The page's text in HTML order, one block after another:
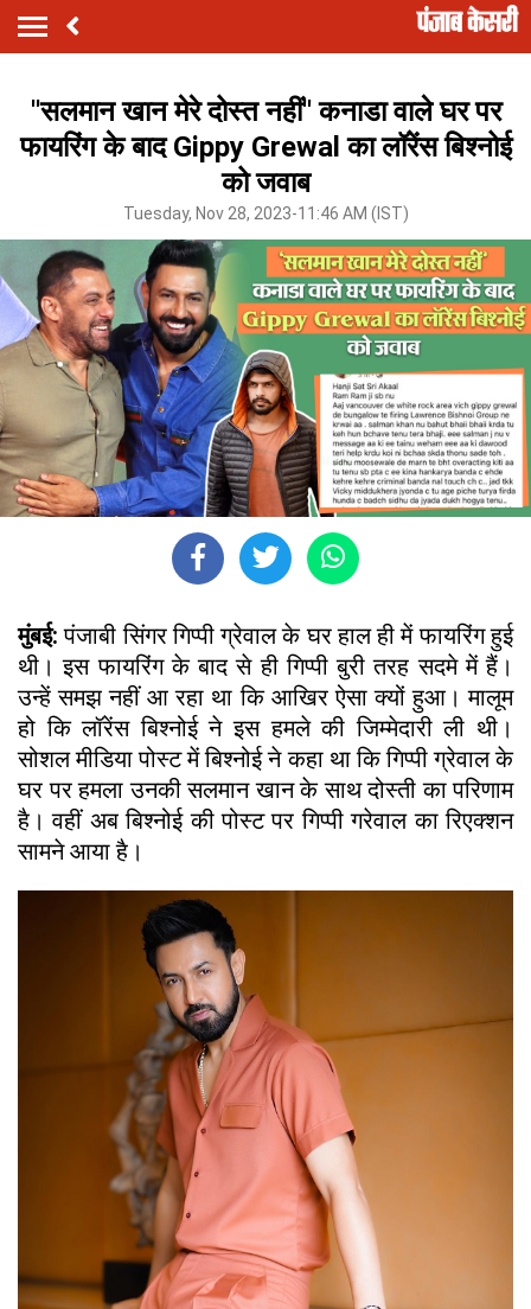
''सलमान खान मेरे दोस्त नहीं'' कनाडा वाले घर पर
फायरिंग के बाद Gippy Grewal का लॉरेंस बिश्नोई
को जवाब
Tuesday, Nov 28, 2023-11:46 AM (IST)
मुंबई: पंजाबी सिंगर गिप्पी ग्रेवाल के घर हाल ही में फायरिंग हुई
थी। इस फायरिंग के बाद से ही गिप्पी बुरी तरह सदमे में हैं।
उन्हें समझ नहीं आ रहा था कि आखिर ऐसा क्यों हुआ। मालूम
हो कि लॉरेंस बिश्नोई ने इस हमले की जिम्मेदारी ली थी।
सोशल मीडिया पोस्ट में बिश्नोई ने कहा था कि गिप्पी ग्रेवाल के
घर पर हमला उनकी सलमान खान के साथ दोस्ती का परिणाम
है। वहीं अब बिश्नोई की पोस्ट पर गिप्पी गरेवाल का रिएक्शन
सामने आया है।